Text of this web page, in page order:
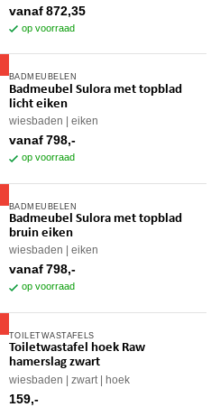
op
de
vanaf 872,35
op voorraad
meerdere
variaties.
kan
gekozen
worden
op
de
BADMEUBELEN
Badmeubel Sulora met topblad
licht eiken
wiesbaden eiken
vanaf 798,-
op voorraad
Dit
product
heeft
meerdere
variaties.
kan
gekozen
worden
op
de
BADMEUBELEN
Badmeubel Sulora met topblad
bruin eiken
wiesbaden eiken
vanaf 798,-
op voorraad
Dit
product
heeft
meerdere
variaties.
kan
gekozen
worden
op
TOILETWASTAFELS
Toiletwastafel hoek Raw
hamerslag zwart
wiesbaden zwart hoek
159,-